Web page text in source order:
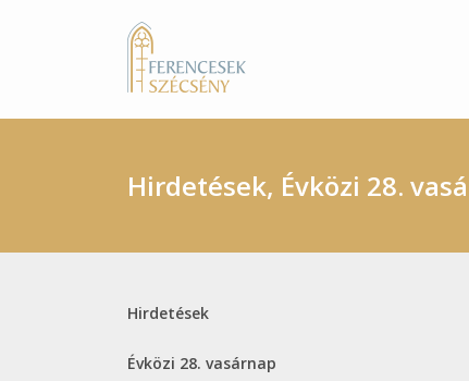
Hirdetések, Évközi 28.
Hirdetések
Évközi 28. vasárnap